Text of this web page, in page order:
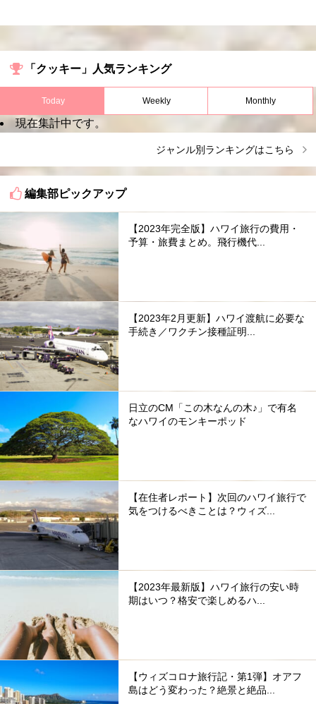
「クッキー」人気ランキング
Today Weekly Monthly
現在集計中です。
ジャンル別ランキングはこちら
編集部ピックアップ
【2023年完全版】ハワイ旅行の費用・
予算・旅費まとめ。飛行機代...
【2023年2月更新】ハワイ渡航に必要な
手続き／ワクチン接種証明...
日立のCM「この木なんの木♪」で有名
なハワイのモンキーポッド
【在住者レポート】次回のハワイ旅行で
気をつけるべきことは？ウィズ...
【2023年最新版】ハワイ旅行の安い時
期はいつ？格安で楽しめるハ...
【ウィズコロナ旅行記・第1弾】オアフ
島はどう変わった？絶景と絶品...